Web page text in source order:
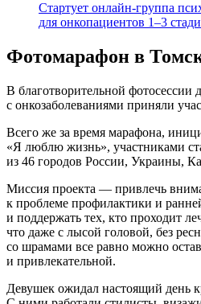
Стартует онлайн‑группа
для онкопациентов 1–3
Фотомарафон в
В благотворительной фотосессии
с онкозаболеваниями приняли
Всего же за время марафона,
«Я люблю жизнь», участниками
из 46 городов России, Украины,
Миссия проекта — привлечь
к проблеме профилактики и
и поддержать тех, кто проходит
что даже с лысой головой, без
со шрамами все равно можно
и привлекательной.
Девушек ожидал настоящий день